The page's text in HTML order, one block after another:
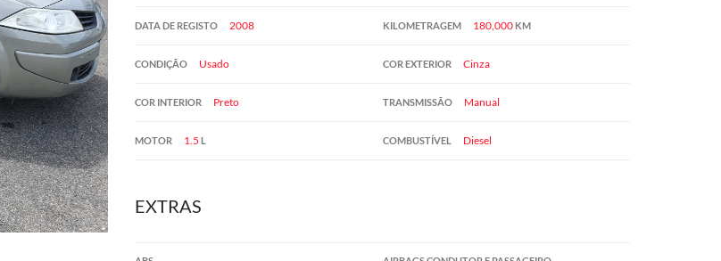
DATA DE REGISTO 2008 KILOMETRAGEM 180,000KM
CONDIÇÃO Usado COR EXTERIOR Cinza
COR INTERIOR Preto TRANSMISSÃO Manual
MOTOR 1.5 L COMBUSTÍVEL Diesel
EXTRAS